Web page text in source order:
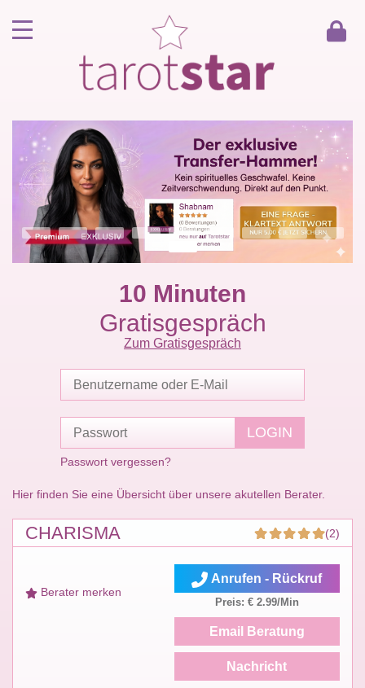
Kunde werden
Berater werden
Kartenlegen Gratisgespräch
Gästebuch
10 Minuten
Gratisgespräch
Zum Gratisgespräch
Passwort vergessen?
Hier finden Sie eine Übersicht über unsere akutellen Berater.
CHARISMA (2)
Berater merken
Anrufen - Rückruf
Preis: € 2.99/Min
Email Beratung
Nachricht